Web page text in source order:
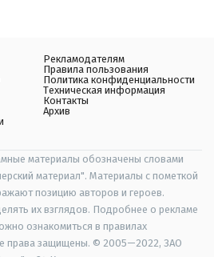
Рекламодателям
Правила пользования
Политика конфиденциальности
Техническая информация
Контакты
Архив
материалы обозначены словами
материал". Материалы с пометкой
позицию авторов и героев.
их взглядов. Подробнее о рекламе
ознакомиться в правилах
права защищены. © 2005—2022, ЗАО